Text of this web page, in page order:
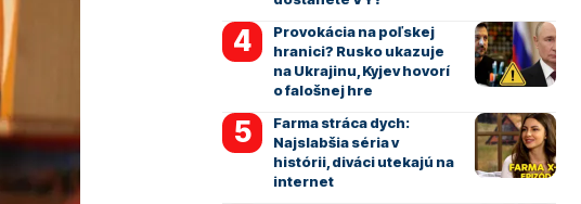
Provokácia na poľskej
hranici? Rusko ukazuje
na Ukrajinu, Kyjev hovorí
o falošnej hre
Farma stráca dych:
Najslabšia séria v
histórii, diváci utekajú na
internet